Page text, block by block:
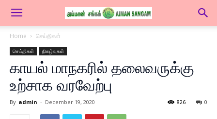
Home செய்திகள்
செய்திகள் நிகழ்வுகள்
காயல் மாநகரில் தலைவருக்கு
உற்சாக வரவேற்பு
By admin - December 19, 2020 0
826